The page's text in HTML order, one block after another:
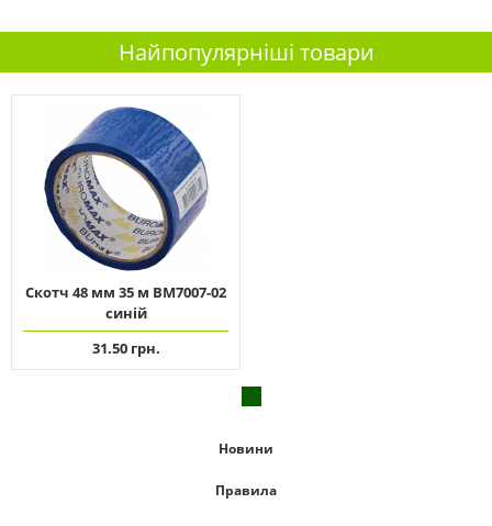
Найпопулярніші товари
Скотч 48 мм 35 м ВМ7007-02
синій
31.50 грн.
Новини
Правила